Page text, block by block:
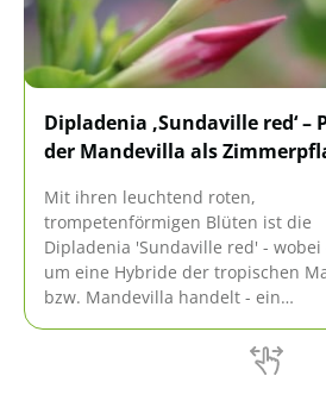
Dipladenia ‚Sundaville red‘ –
der Mandevilla als
Mit ihren leuchtend roten,
trompetenförmigen Blüten ist die
Dipladenia 'Sundaville red' - wobei
um eine Hybride der tropischen
bzw. Mandevilla handelt - ein
oder der Terrasse. Allerdings lässt
Kletterpflanze auch leicht im